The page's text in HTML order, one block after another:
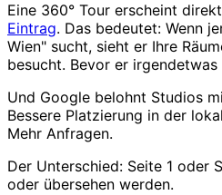
Eine 360° Tour erscheint
Eintrag. Das bedeutet: Wenn
Wien" sucht, sieht er Ihre
besucht. Bevor er irgendetwas
Und Google belohnt Studios
Bessere Platzierung in der
Mehr Anfragen.
Der Unterschied: Seite 1 oder
oder übersehen werden.